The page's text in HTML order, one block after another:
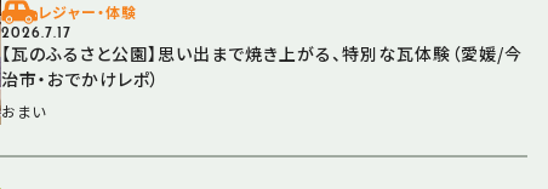
レジャー・体験
2026.7.17
【瓦のふるさと公園】思い出まで焼き上がる、特別な瓦体験（愛媛/今
治市・おでかけレポ）
おまい